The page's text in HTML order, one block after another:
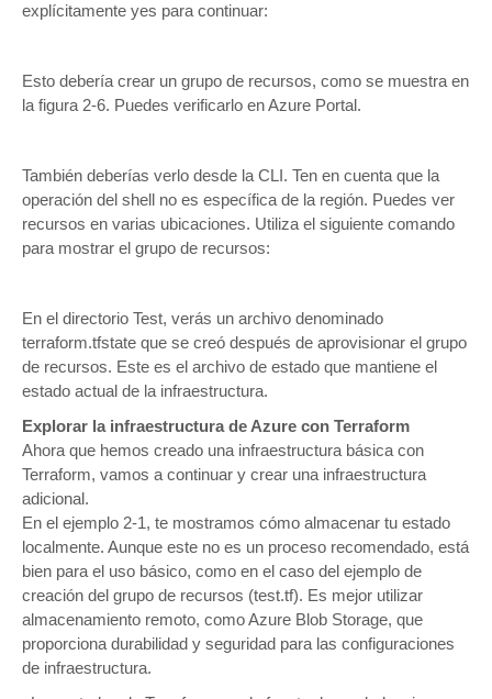
explícitamente yes para continuar:
Esto debería crear un grupo de recursos, como se muestra en
la figura 2-6. Puedes verificarlo en Azure Portal.
También deberías verlo desde la CLI. Ten en cuenta que la
operación del shell no es específica de la región. Puedes ver
recursos en varias ubicaciones. Utiliza el siguiente comando
para mostrar el grupo de recursos:
En el directorio Test, verás un archivo denominado
terraform.tfstate que se creó después de aprovisionar el grupo
de recursos. Este es el archivo de estado que mantiene el
estado actual de la infraestructura.
Explorar la infraestructura de Azure con Terraform
Ahora que hemos creado una infraestructura básica con
Terraform, vamos a continuar y crear una infraestructura
adicional.
En el ejemplo 2-1, te mostramos cómo almacenar tu estado
localmente. Aunque este no es un proceso recomendado, está
bien para el uso básico, como en el caso del ejemplo de
creación del grupo de recursos (test.tf). Es mejor utilizar
almacenamiento remoto, como Azure Blob Storage, que
proporciona durabilidad y seguridad para las configuraciones
de infraestructura.